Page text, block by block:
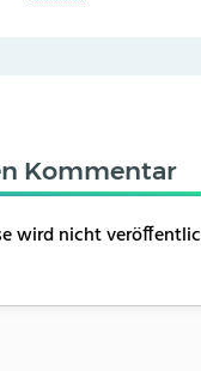
Kommentar
wird nicht